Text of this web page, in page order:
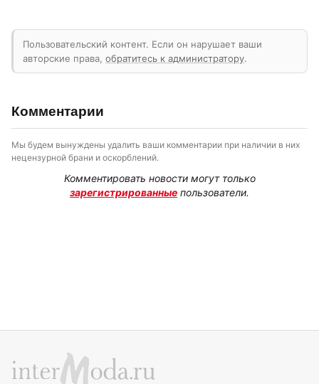
Пользовательский контент. Если он нарушает ваши
авторские права, обратитесь к администратору.
Комментарии
Мы будем вынуждены удалить ваши комментарии при наличии в них
нецензурной брани и оскорблений.
Комментировать новости могут только
зарегистрированные пользователи.